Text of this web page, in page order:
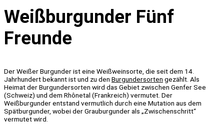
Weißburgunder Fünf
Freunde
Der Weißer Burgunder ist eine Weißweinsorte, die seit dem 14.
Jahrhundert bekannt ist und zu den Burgundersorten gezählt. Als
Heimat der Burgundersorten wird das Gebiet zwischen Genfer See
(Schweiz) und dem Rhônetal (Frankreich) vermutet. Der
Weißburgunder entstand vermutlich durch eine Mutation aus dem
Spätburgunder, wobei der Grauburgunder als „Zwischenschritt“
vermutet wird.